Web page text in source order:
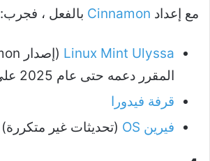
مع إعداد Cinnamon بالفعل ، فجرب:
Linux Mint Ulyssa
المقرر دعمه حتى عام 2025 على الأقل)
قرفة فيدورا
فيرين OS
(تحديثات غير متكررة)